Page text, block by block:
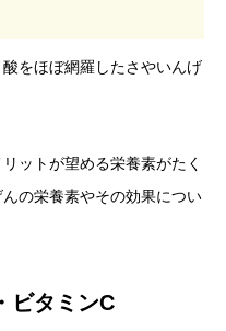
をほぼ網羅したさやいんげ
ットが望める栄養素がたく
の栄養素やその効果につい
ビタミンC